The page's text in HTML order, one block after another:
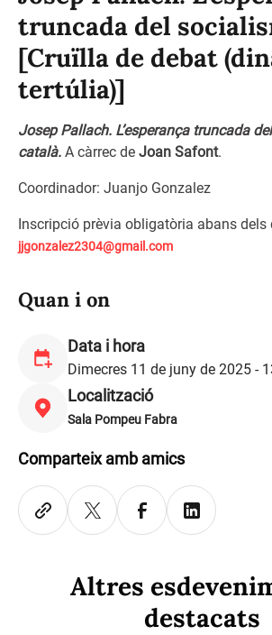
truncada del
[Cruïlla de debat
tertúlia)]
Josep Pallach. L’esperança truncada
català. A càrrec de Joan Safont.
Coordinador: Juanjo Gonzalez
Inscripció prèvia obligatòria abans dels
jjgonzalez2304@gmail.com
Quan i on
Data i hora
Dimecres 11 de juny de 2025 -
Localització
Sala Pompeu Fabra
Comparteix amb amics
Altres
destacats